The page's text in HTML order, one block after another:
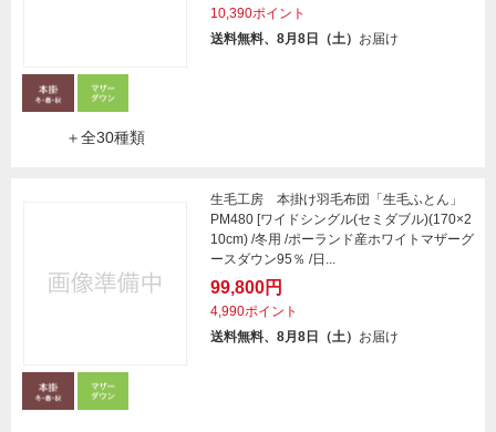
＋全30種類
10,390ポイント
送料無料、8月8日（土） お届け
生毛工房 本掛け羽毛布団「生毛ふとん」
PM480 [ワイドシングル(セミダブル)(170×2
10cm) /冬用 /ポーランド産ホワイトマザーグ
ースダウン95％ /日...
99,800円
4,990ポイント
送料無料、8月8日（土） お届け